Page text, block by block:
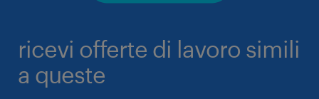
ricevi offerte di lavoro simili
a queste